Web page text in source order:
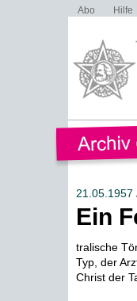
Abo Hilfe
21.05.1957
Ein
tralische
Typ, der
Christ der